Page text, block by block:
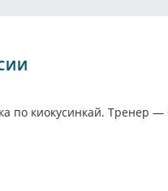
по киокусинкай. Тренер